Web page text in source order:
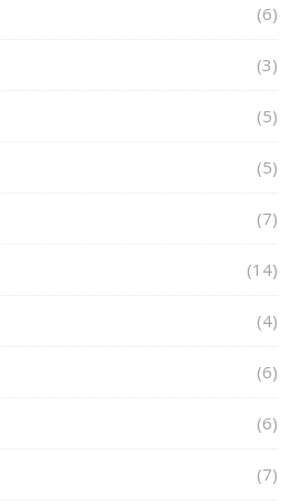
(6)
(3)
(5)
(5)
(7)
(14)
(4)
(6)
(6)
(7)